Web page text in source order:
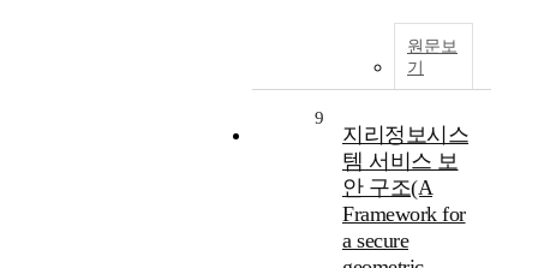
원문보
기
9
지리정보시스
템 서비스 보
안 구조(A
Framework for
a secure